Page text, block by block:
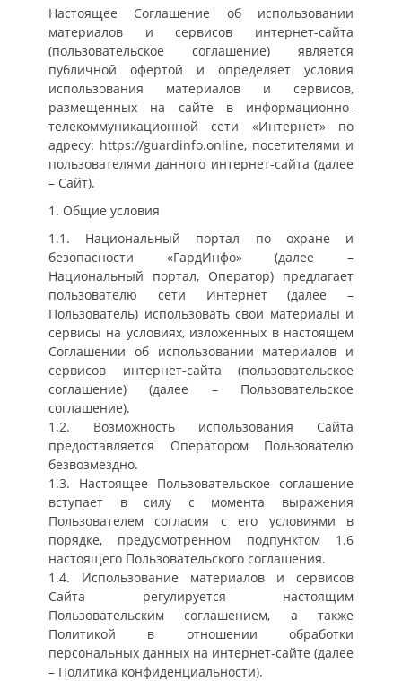
Настоящее Соглашение об использовании
материалов и сервисов интернет-сайта
(пользовательское соглашение) является
публичной офертой и определяет условия
использования материалов и сервисов,
размещенных на сайте в информационно-
телекоммуникационной сети «Интернет» по
адресу: https://guardinfo.online, посетителями и
пользователями данного интернет-сайта (далее
– Сайт).
1. Общие условия
1.1. Национальный портал по охране и
безопасности «ГардИнфо» (далее –
Национальный портал, Оператор) предлагает
пользователю сети Интернет (далее –
Пользователь) использовать свои материалы и
сервисы на условиях, изложенных в настоящем
Соглашении об использовании материалов и
сервисов интернет-сайта (пользовательское
соглашение) (далее – Пользовательское
соглашение).
1.2. Возможность использования Сайта
предоставляется Оператором Пользователю
безвозмездно.
1.3. Настоящее Пользовательское соглашение
вступает в силу с момента выражения
Пользователем согласия с его условиями в
порядке, предусмотренном подпунктом 1.6
настоящего Пользовательского соглашения.
1.4. Использование материалов и сервисов
Сайта регулируется настоящим
Пользовательским соглашением, а также
Политикой в отношении обработки
персональных данных на интернет-сайте (далее
– Политика конфиденциальности).